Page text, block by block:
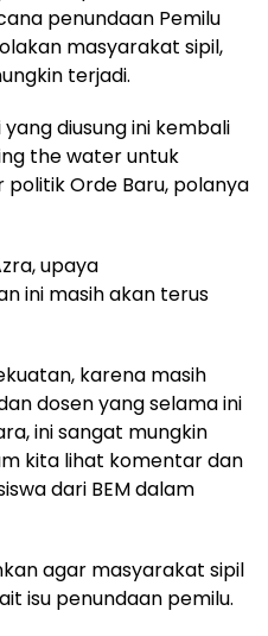
penundaan Pemilu
masyarakat sipil,
terjadi.
diusung ini kembali
the water untuk
Orde Baru, polanya
upaya
ini masih akan terus
karena masih
dosen yang selama ini
ini sangat mungkin
kita lihat komentar dan
dari BEM dalam
agar masyarakat sipil
isu penundaan pemilu.